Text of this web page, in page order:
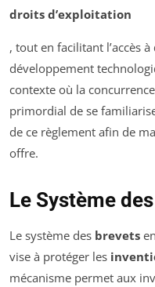
droits d’exploitation
, tout en facilitant l’accès
développement
contexte où la
primordial de se
de ce règlement afin de
offre.
Le Système
Le système des brevets
vise à protéger les
mécanisme permet aux